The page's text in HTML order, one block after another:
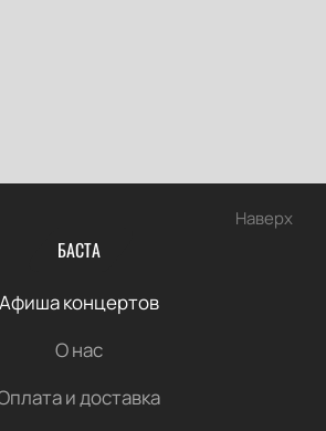
Наверх
БАСТА
Афиша концертов
О нас
и доставка